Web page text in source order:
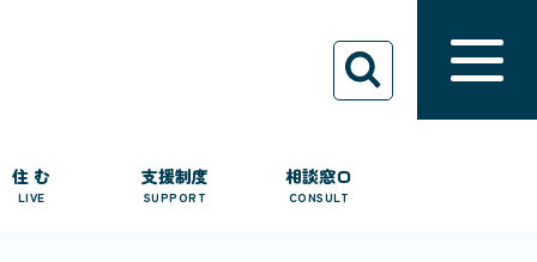
住 む
LIVE
支援制度
SUPPORT
相談窓口
CONSULT